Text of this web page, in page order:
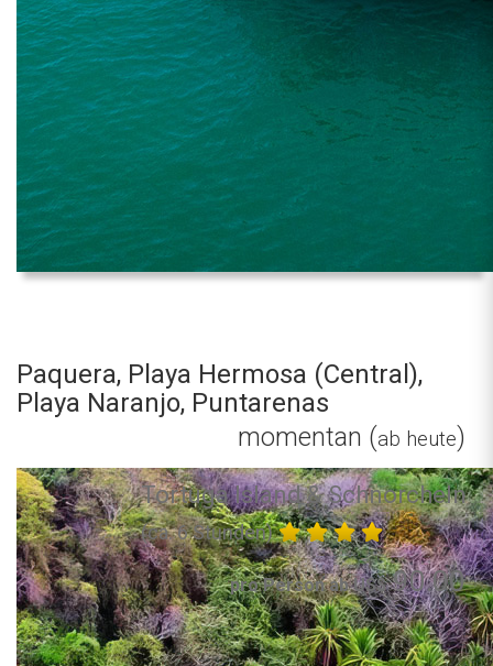
Paquera, Playa Hermosa (Central),
Playa Naranjo, Puntarenas
momentan (ab heute)
Tortuga Island & Schnorcheln
(ca. 6 Stunden)
pro Person ab US$90.00